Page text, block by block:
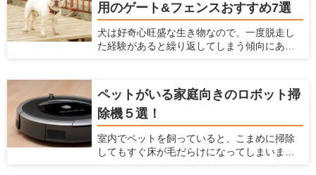
滑り対策や、ゲートの設置についても考えて
おくべきです。 この記事では、初めて犬を飼
う方におすすめのアイテムを紹介するととも
に、犬を飼う前にできる室内環境の準備につ
用のゲート&フェンスおすすめ7選
犬は好奇心旺盛な生き物なので、一度脱走し
た経験があると繰り返してしまう傾向にあり
しましょう。この記事では、脱走防止を考え
るポイントと、使い勝手の良いアイテムをま
とめて紹介します。
ペットがいる家庭向きのロボット掃
除機５選！
室内でペットを飼っていると、こまめに掃除
してもすぐ床が毛だらけになってしまいま